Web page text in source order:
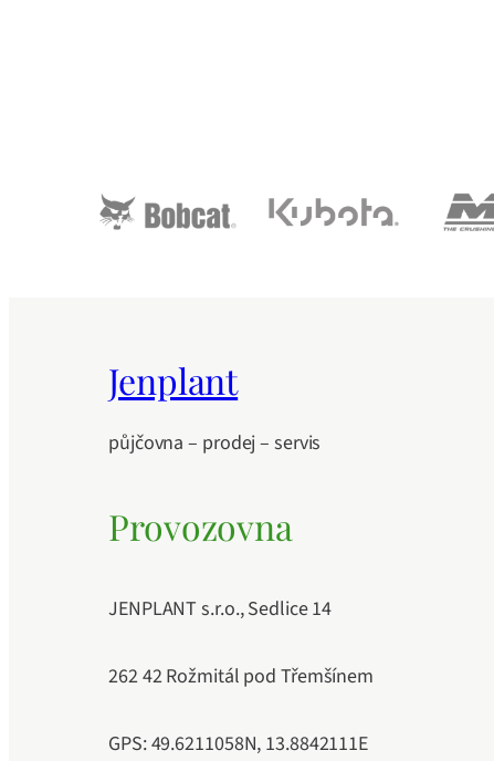
Jenplant
půjčovna – prodej – servis
Provozovna
JENPLANT s.r.o., Sedlice 14
262 42 Rožmitál pod Třemšínem
GPS: 49.6211058N, 13.8842111E